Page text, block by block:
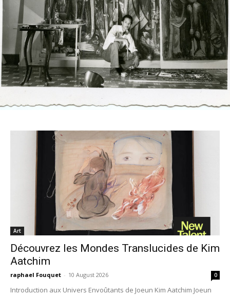
Art
Découvrez les Mondes Translucides de Kim
Aatchim
raphael Fouquet - 10 August 2026 0
Introduction aux Univers Envoûtants de Joeun Kim Aatchim Joeun